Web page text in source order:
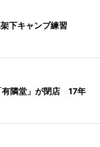
下キャンプ練習
有隣堂」が閉店 17年